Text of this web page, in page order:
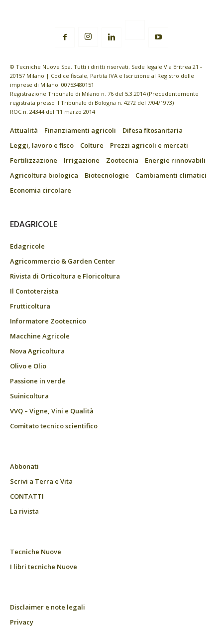
© Tecniche Nuove Spa. Tutti i diritti riservati. Sede legale Via Eritrea 21 -
20157 Milano | Codice fiscale, Partita IVA e Iscrizione al Registro delle
imprese di Milano: 00753480151
Registrazione Tribunale di Milano n. 76 del 5.3.2014 (Precedentemente
registrata presso il Tribunale di Bologna n. 4272 del 7/04/1973)
ROC n. 24344 dell’11 marzo 2014
Attualità Finanziamenti agricoli
Difesa fitosanitaria
Leggi, lavoro e fisco
Colture
Prezzi agricoli e mercati
Fertilizzazione
Irrigazione Zootecnia
Energie rinnovabili
Agricoltura biologica
Biotecnologie
Cambiamenti climatici
Economia circolare
EDAGRICOLE
Edagricole
Agricommercio & Garden Center
Rivista di Orticoltura e Floricoltura
Il Contoterzista
Frutticoltura
Informatore Zootecnico
Macchine Agricole
Nova Agricoltura
Olivo e Olio
Passione in verde
Suinicoltura
VVQ – Vigne, Vini e Qualità
Comitato tecnico scientifico
Abbonati
Scrivi a Terra e Vita
CONTATTI
La rivista
Tecniche Nuove
I libri tecniche Nuove
Disclaimer e note legali
Privacy